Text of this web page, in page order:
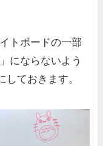
トボードの一部
にならないよう
ておきます。